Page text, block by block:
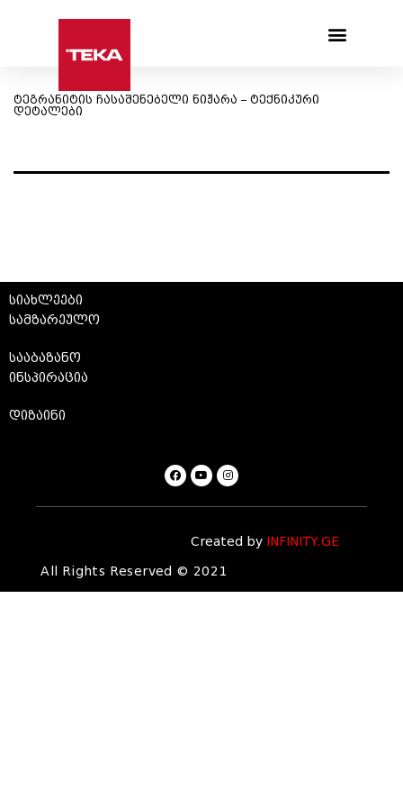
ტეგრანიტის ჩასაშენებელი ნიჟარა – ტექნიკური
დეტალები
სიახლეები
სამზარეულო
სააბაზანო
ინსპირაცია
დიზაინი
Created by INFINITY.GE
All Rights Reserved © 2021